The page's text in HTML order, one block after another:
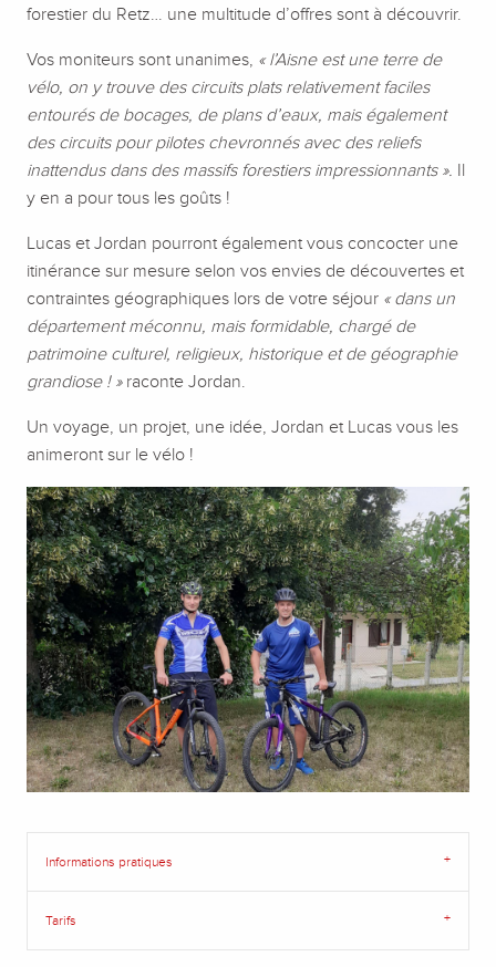
forestier du Retz… une multitude d’offres sont à découvrir.
Vos moniteurs sont unanimes, « l’Aisne est une terre de
vélo, on y trouve des circuits plats relativement faciles
entourés de bocages, de plans d’eaux, mais également
des circuits pour pilotes chevronnés avec des reliefs
inattendus dans des massifs forestiers impressionnants ». Il
y en a pour tous les goûts !
Lucas et Jordan pourront également vous concocter une
itinérance sur mesure selon vos envies de découvertes et
contraintes géographiques lors de votre séjour « dans un
département méconnu, mais formidable, chargé de
patrimoine culturel, religieux, historique et de géographie
grandiose ! »raconte Jordan.
Un voyage, un projet, une idée, Jordan et Lucas vous les
animeront sur le vélo !
Informations pratiques
Tarifs